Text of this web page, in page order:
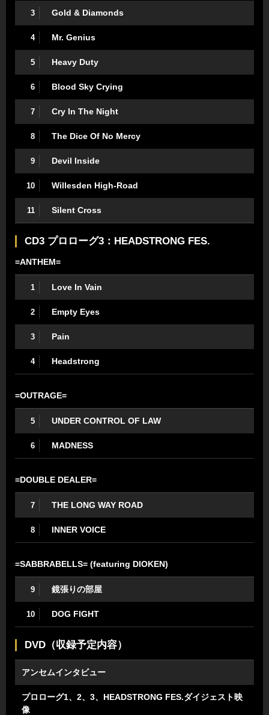
3 Gold & Diamonds
4 Mr. Genius
5 Heavy Duty
6 Blood Sky Crying
7 Cry In The Night
8 The Dice Of No Mercy
9 Devil Inside
10 Willesden High-Road
11 Silent Cross
CD3 プロローグ3：HEADSTRONG FES.
=ANTHEM=
1 Love In Vain
2 Empty Eyes
3 Pain
4 Headstrong
=OUTRAGE=
5 UNDER CONTROL OF LAW
6 MADNESS
=DOUBLE DEALER=
7 THE LONG WAY ROAD
8 INNER VOICE
=SABBRABELLS= (featuring DIOKEN)
9 鏡張りの部屋
10 DOG FIGHT
DVD（収録予定内容）
アンセムインタビュー
プロローグ1、2、3、HEADSTRONG FES.ダイジェスト映
像